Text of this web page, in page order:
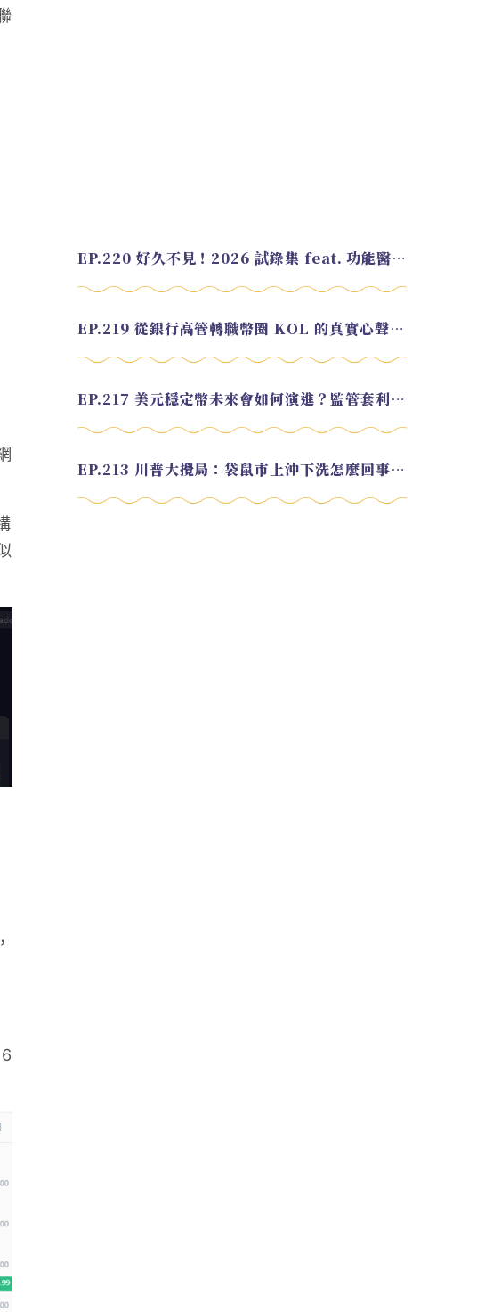
EP.220 好久不見！2026 試錄集 feat. 功能醫學營養師 美寶
EP.219 從銀行高管轉職幣圈 KOL 的真實心聲 feat.龜大
EP.217 美元穩定幣未來會如何演進？監管套利終將收斂？feat. 研究員 余哲安
EP.213 川普大攪局：袋鼠市上沖下洗怎麼回事？feat. Alvin